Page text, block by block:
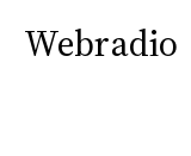
Webradio